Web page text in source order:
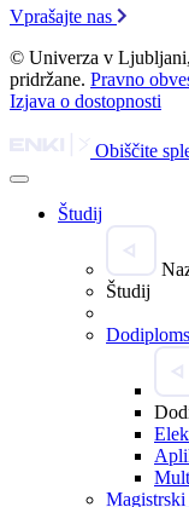
Vprašajte nas
© Univerza v
pridržane. Pravno
Izjava o dostopnosti
Obiščite
Študij
Študij
Magistrski